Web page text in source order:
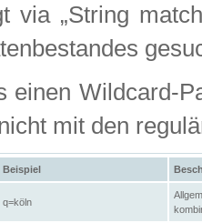
via „String
einen Wildcard-
mit den
Beispiel
q=köln